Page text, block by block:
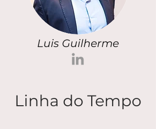
Luis Guilherme
Linha do Tempo